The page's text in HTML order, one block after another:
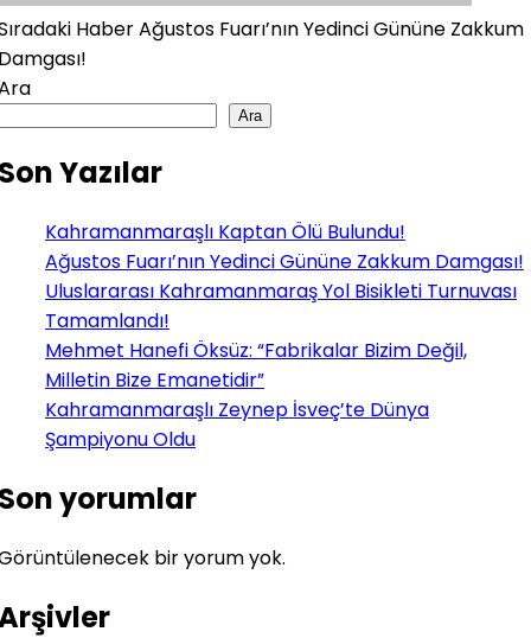
HaberAğustos Fuarı’nın Yedinci Gününe Zakkum
Ara
Yazılar
Kahramanmaraşlı Kaptan Ölü Bulundu!
Ağustos Fuarı’nın Yedinci Gününe Zakkum Damgası!
Uluslararası Kahramanmaraş Yol Bisikleti Turnuvası
Tamamlandı!
Mehmet Hanefi Öksüz: “Fabrikalar Bizim Değil,
Milletin Bize Emanetidir”
Kahramanmaraşlı Zeynep İsveç’te Dünya
Şampiyonu Oldu
yorumlar
bir yorum yok.